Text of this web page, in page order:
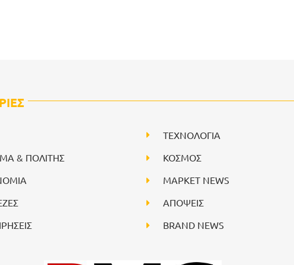
& ΠΟΛΙΤΗΣ
ΤΕΧΝΟΛΟΓΙΑ
ΚΟΣΜΟΣ
ΜΑΡΚΕΤ NEWS
ΑΠΟΨΕΙΣ
BRAND NEWS